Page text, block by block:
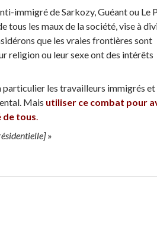
immigré de Sarkozy, Guéant ou Le
tous les maux de la société, vise à
que les vraies frontières sont
religion ou leur sexe ont des intérêts
les travailleurs immigrés et
Mais utiliser ce combat pour
de tous.
»